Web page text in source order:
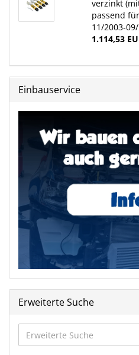
verzinkt
passend für
11/2003-
1.114,53
Einbauservice
Erweiterte Suche
Suche